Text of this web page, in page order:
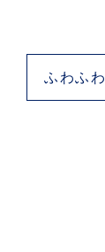
ふわふわ